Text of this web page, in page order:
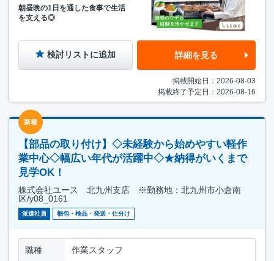
朝昼晩の1日を通した食事で生活
を支える◎
検討リストに追加 詳細を見る
掲載開始日：2026-08-03
掲載終了予定日：2026-08-16
新着
【部品の取り付け】◇未経験から始めやすい軽作
業中心◇幅広い年代が活躍中◇★納得がいくまで
見学OK！
株式会社ユース 北九州支店 ※勤務地：北九州市小倉南
区/y08_0161
派遣社員 梱包・検品・発送・仕分け
職種 作業スタッフ